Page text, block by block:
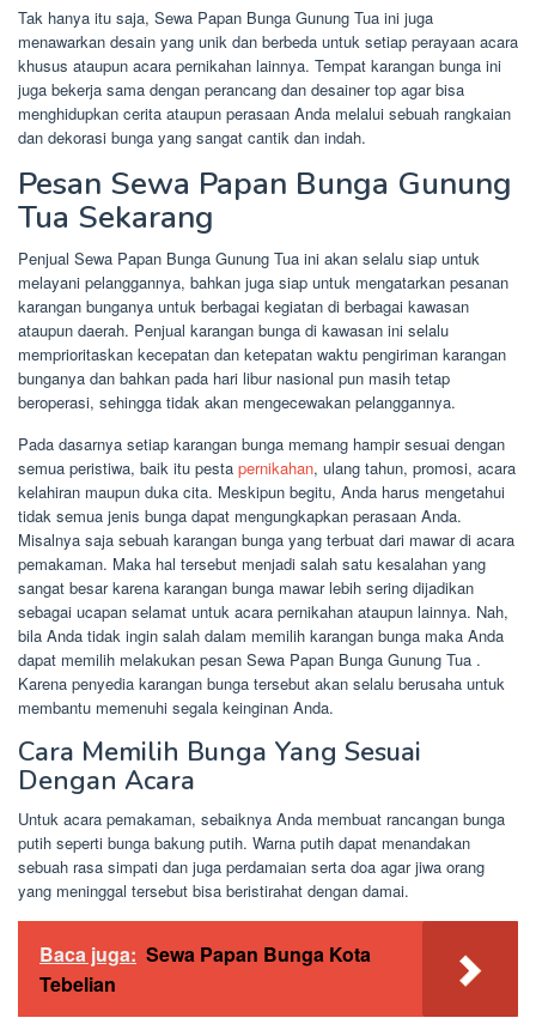
Tak hanya itu saja, Sewa Papan Bunga Gunung Tua ini juga
menawarkan desain yang unik dan berbeda untuk setiap perayaan acara
khusus ataupun acara pernikahan lainnya. Tempat karangan bunga ini
juga bekerja sama dengan perancang dan desainer top agar bisa
menghidupkan cerita ataupun perasaan Anda melalui sebuah rangkaian
dan dekorasi bunga yang sangat cantik dan indah.
Pesan Sewa Papan Bunga Gunung
Tua Sekarang
Penjual Sewa Papan Bunga Gunung Tua ini akan selalu siap untuk
melayani pelanggannya, bahkan juga siap untuk mengatarkan pesanan
karangan bunganya untuk berbagai kegiatan di berbagai kawasan
ataupun daerah. Penjual karangan bunga di kawasan ini selalu
memprioritaskan kecepatan dan ketepatan waktu pengiriman karangan
bunganya dan bahkan pada hari libur nasional pun masih tetap
beroperasi, sehingga tidak akan mengecewakan pelanggannya.
Pada dasarnya setiap karangan bunga memang hampir sesuai dengan
semua peristiwa, baik itu pesta pernikahan, ulang tahun, promosi, acara
kelahiran maupun duka cita. Meskipun begitu, Anda harus mengetahui
tidak semua jenis bunga dapat mengungkapkan perasaan Anda.
Misalnya saja sebuah karangan bunga yang terbuat dari mawar di acara
pemakaman. Maka hal tersebut menjadi salah satu kesalahan yang
sangat besar karena karangan bunga mawar lebih sering dijadikan
sebagai ucapan selamat untuk acara pernikahan ataupun lainnya. Nah,
bila Anda tidak ingin salah dalam memilih karangan bunga maka Anda
dapat memilih melakukan pesan Sewa Papan Bunga Gunung Tua .
Karena penyedia karangan bunga tersebut akan selalu berusaha untuk
membantu memenuhi segala keinginan Anda.
Cara Memilih Bunga Yang Sesuai
Dengan Acara
Untuk acara pemakaman, sebaiknya Anda membuat rancangan bunga
putih seperti bunga bakung putih. Warna putih dapat menandakan
sebuah rasa simpati dan juga perdamaian serta doa agar jiwa orang
yang meninggal tersebut bisa beristirahat dengan damai.
Baca juga: Sewa Papan Bunga Kota
Tebelian